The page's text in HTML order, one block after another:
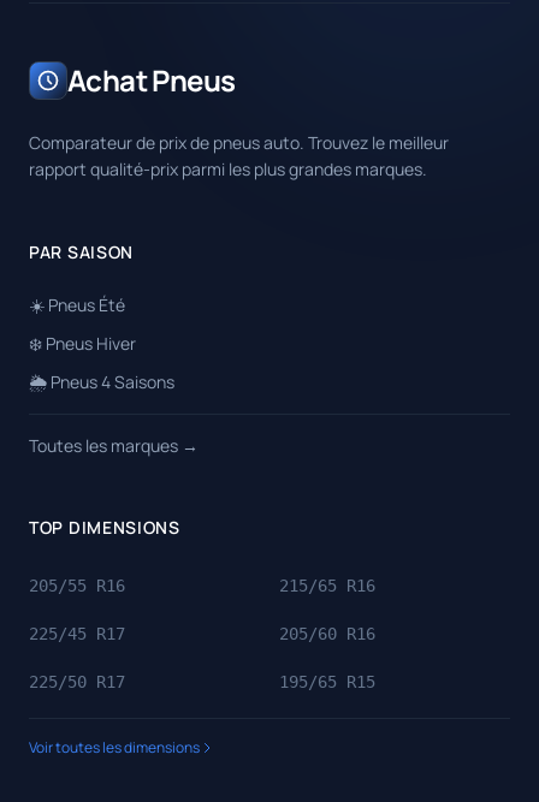
Achat Pneus
Comparateur de prix de pneus auto. Trouvez le meilleur
rapport qualité-prix parmi les plus grandes marques.
PAR SAISON
☀️ Pneus Été
❄️ Pneus Hiver
🌦️ Pneus 4 Saisons
Toutes les marques →
TOP DIMENSIONS
205/55 R16 215/65 R16
225/45 R17 205/60 R16
225/50 R17 195/65 R15
Voir toutes les dimensions